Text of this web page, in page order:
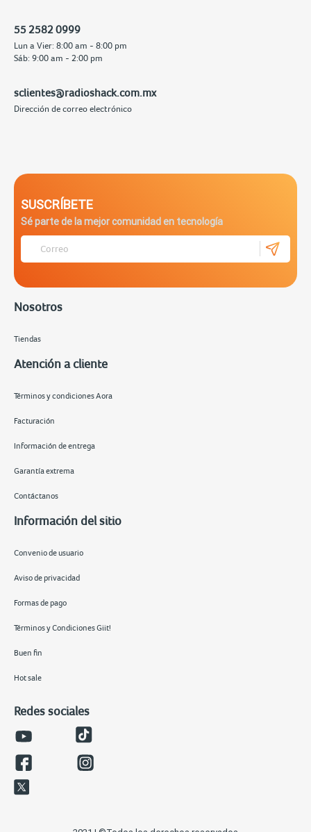
55 2582 0999
Lun a Vier: 8:00 am - 8:00 pm
Sáb: 9:00 am - 2:00 pm
sclientes@radioshack.com.mx
Dirección de correo electrónico
SUSCRÍBETE
Sé parte de la mejor comunidad en tecnología
Nosotros
Tiendas
Atención a cliente
Términos y condiciones Aora
Facturación
Información de entrega
Garantía extrema
Contáctanos
Información del sitio
Convenio de usuario
Aviso de privacidad
Formas de pago
Términos y Condiciones Giit!
Buen fin
Hot sale
Redes sociales